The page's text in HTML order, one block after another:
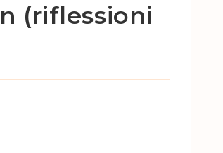
(riflessioni